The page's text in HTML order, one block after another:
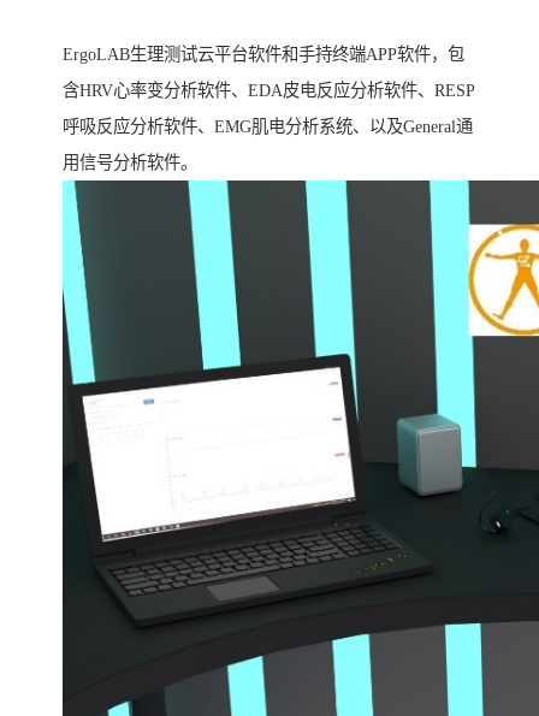
ErgoLAB生理测试云平台软件和手持终端APP软件，包
含HRV心率变分析软件、EDA皮电反应分析软件、RESP
呼吸反应分析软件、EMG肌电分析系统、以及General通
用信号分析软件。